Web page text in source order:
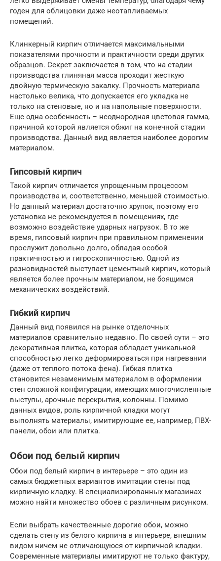
годен для облицовки даже неотапливаемых
помещений.
Клинкерный кирпич отличается максимальными
показателями прочности и практичности среди других
образцов. Секрет заключается в том, что на стадии
производства глиняная масса проходит жесткую
двойную термическую закалку. Прочность материала
настолько велика, что допускается его укладка не
только на стеновые, но и на напольные поверхности.
Еще одна особенность – неоднородная цветовая гамма,
причиной которой является обжиг на конечной стадии
производства. Данный вид является наиболее дорогим
материалом.
Гипсовый кирпич
Такой кирпич отличается упрощенным процессом
производства и, соответственно, меньшей стоимостью.
Но данный материал достаточно хрупок, поэтому его
установка не рекомендуется в помещениях, где
возможно воздействие ударных нагрузок. В то же
время, гипсовый кирпич при правильном применении
прослужит довольно долго, обладая особой
практичностью и гигроскопичностью. Одной из
разновидностей выступает цементный кирпич, который
является более прочным материалом, не боящимся
механических воздействий.
Гибкий кирпич
Данный вид появился на рынке отделочных
материалов сравнительно недавно. По своей сути – это
декоративная плитка, которая обладает уникальной
способностью легко деформироваться при нагревании
(даже от теплого потока фена). Гибкая плитка
становится незаменимым материалом в оформлении
стен сложной конфигурации, имеющих многочисленные
выступы, арочные перекрытия, колонны. Помимо
данных видов, роль кирпичной кладки могут
выполнять материалы, имитирующие ее, например, ПВХ-
панели, обои или плитка.
Обои под белый кирпич
Обои под белый кирпич в интерьере – это один из
самых бюджетных вариантов имитации стены под
кирпичную кладку. В специализированных магазинах
можно найти множество обоев с различным рисунком.
Если выбрать качественные дорогие обои, можно
сделать стену из белого кирпича в интерьере, внешним
видом ничем не отличающуюся от кирпичной кладки.
Современные материалы имитируют не только фактуру,